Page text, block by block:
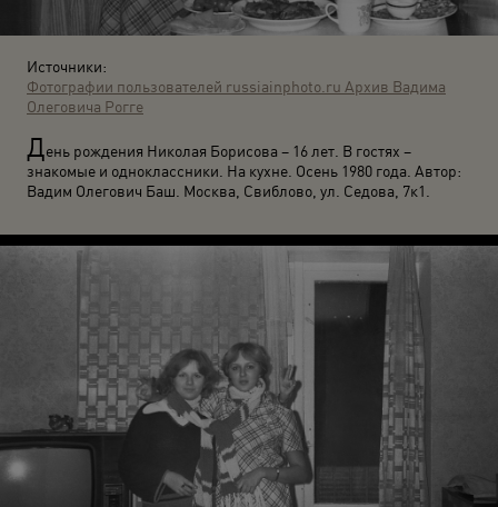
Источники:
Фотографии пользователей russiainphoto.ru Архив Вадима
Олеговича Рогге
День рождения Николая Борисова – 16 лет. В гостях –
знакомые и одноклассники. На кухне. Осень 1980 года. Автор:
Вадим Олегович Баш. Москва, Свиблово, ул. Седова, 7к1.